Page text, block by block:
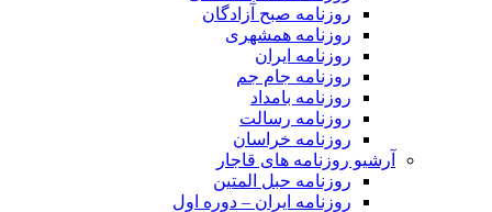
روزنامه صبح آزادگان
روزنامه همشهری
روزنامه ایران
روزنامه جام جم
روزنامه بامداد
روزنامه رسالت
روزنامه خراسان
آرشیو روزنامه های قاجار
روزنامه حبل المتین
روزنامه ایران – دوره اول